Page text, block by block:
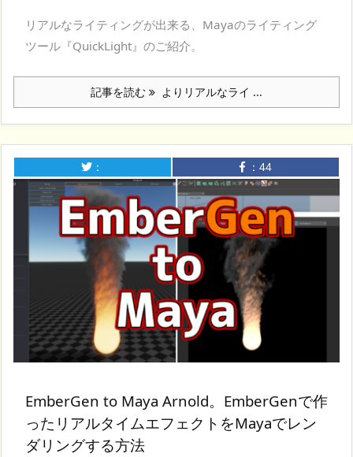
リアルなライティングが出来る、Mayaのライティング
ツール『QuickLight』のご紹介。
記事を読む よりリアルなライ ...
： ： 44
EmberGen to Maya Arnold。EmberGenで作
ったリアルタイムエフェクトをMayaでレン
ダリングする方法